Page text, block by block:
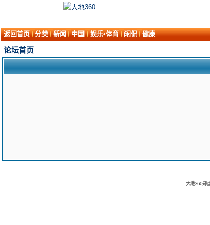
返回首页 分类 新闻 中国 娱乐•体育 闲侃 健康
论坛首页
大地360郑